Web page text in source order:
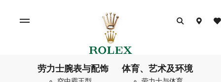
劳力士腕表与配饰 体育、艺术及环境